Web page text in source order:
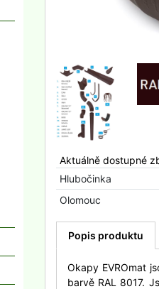
Aktuálně dostupné
Hlubočinka
Olomouc
Popis produktu
Okapy EVROmat
barvě RAL 8017.